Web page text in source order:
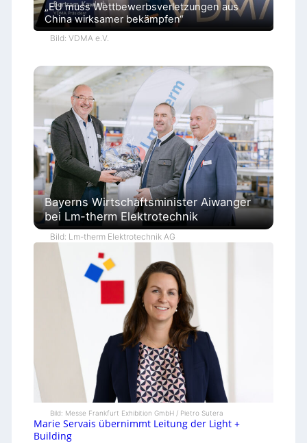
„EU muss Wettbewerbsverletzungen aus
China wirksamer bekämpfen“
Bild: VDMA e.V.
Bayerns Wirtschaftsminister Aiwanger
bei Lm-therm Elektrotechnik
Bild: Lm-therm Elektrotechnik AG
Bild: Messe Frankfurt Exhibition GmbH / Pietro Sutera
Marie Servais übernimmt Leitung der Light +
Building